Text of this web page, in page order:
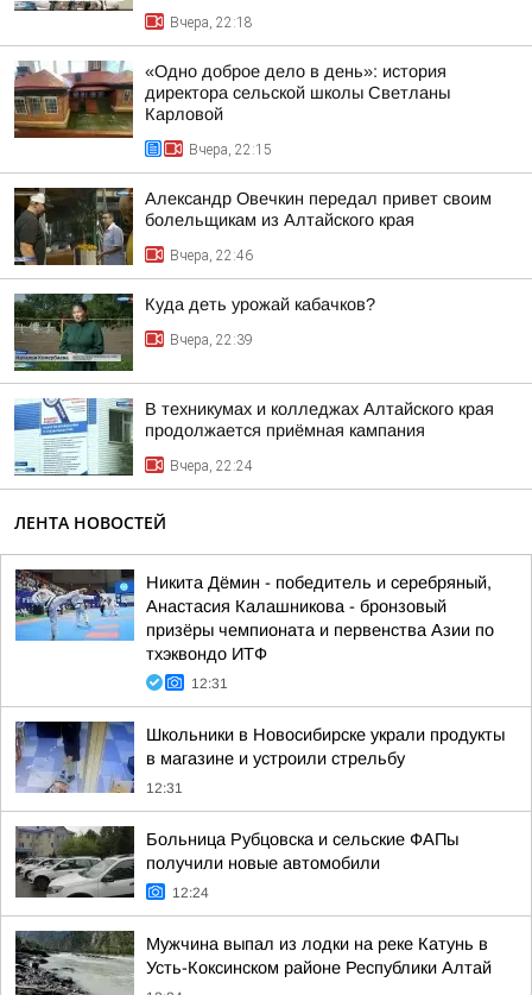
Вчера, 22:18
«Одно доброе дело в день»: история
директора сельской школы Светланы
Карловой
Вчера, 22:15
Александр Овечкин передал привет своим
болельщикам из Алтайского края
Вчера, 22:46
Куда деть урожай кабачков?
Вчера, 22:39
В техникумах и колледжах Алтайского края
продолжается приёмная кампания
Вчера, 22:24
ЛЕНТА НОВОСТЕЙ
Никита Дёмин - победитель и серебряный,
Анастасия Калашникова - бронзовый
призёры чемпионата и первенства Азии по
тхэквондо ИТФ
12:31
Школьники в Новосибирске украли продукты
в магазине и устроили стрельбу
12:31
Больница Рубцовска и сельские ФАПы
получили новые автомобили
12:24
Мужчина выпал из лодки на реке Катунь в
Усть-Коксинском районе Республики Алтай